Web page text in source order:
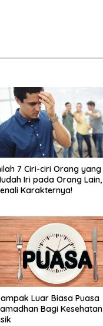
7 Ciri-ciri Orang yang
Iri pada Orang Lain,
Karakternya!
Luar Biasa Puasa
Bagi Kesehatan